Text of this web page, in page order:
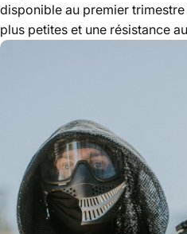
disponible au premier
plus petites et une résistance